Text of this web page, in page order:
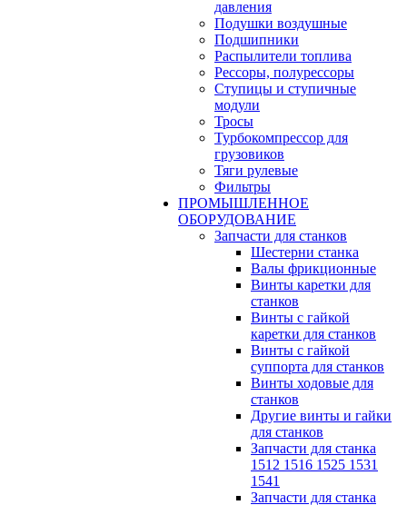
давления
Подушки воздушные
Подшипники
Распылители топлива
Рессоры, полурессоры
Ступицы и ступичные
модули
Тросы
Турбокомпрессор для
грузовиков
Тяги рулевые
Фильтры
ПРОМЫШЛЕННОЕ
ОБОРУДОВАНИЕ
Запчасти для станков
Шестерни станка
Валы фрикционные
Винты каретки для
станков
Винты с гайкой
каретки для станков
Винты с гайкой
суппорта для станков
Винты ходовые для
станков
Другие винты и гайки
для станков
Запчасти для станка
1512 1516 1525 1531
1541
Запчасти для станка